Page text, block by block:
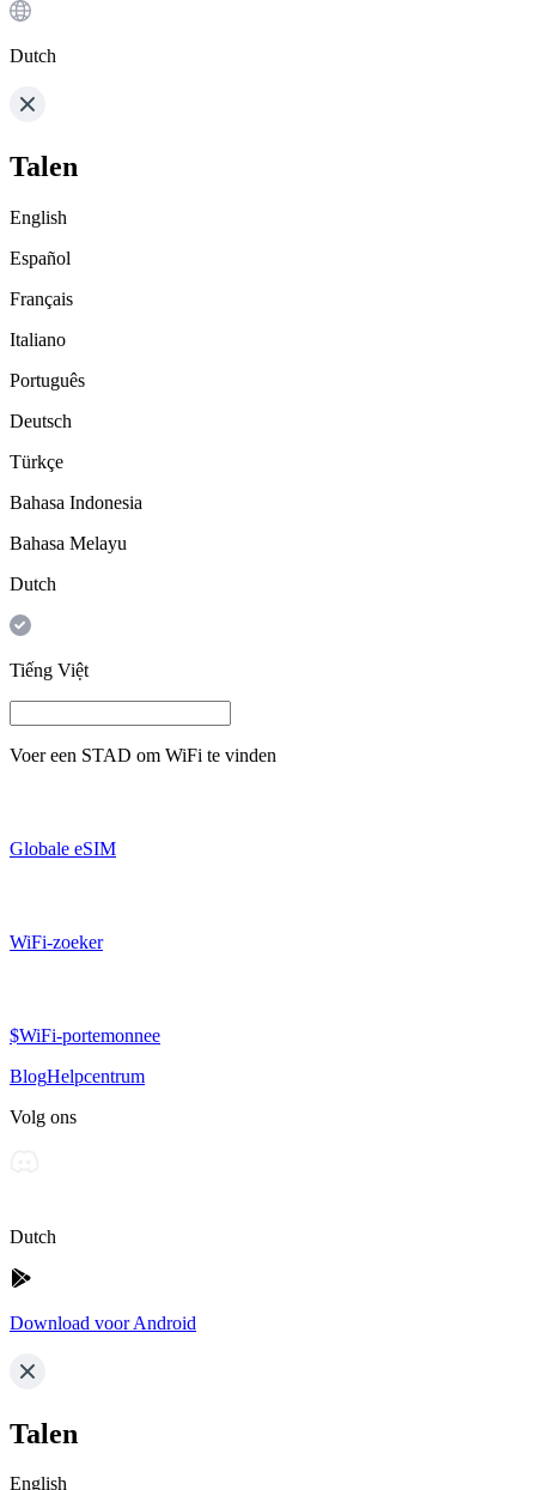
Dutch
Talen
English
Español
Français
Italiano
Português
Deutsch
Türkçe
Bahasa Indonesia
Bahasa Melayu
Dutch
Tiếng Việt
Voer een STAD om WiFi te vinden
Globale eSIM
WiFi-zoeker
$WiFi-portemonnee
BlogHelpcentrum
Volg ons
Dutch
Download voor Android
Talen
English